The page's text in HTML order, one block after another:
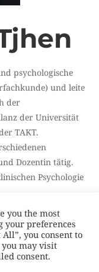
psychologische
und leite
der
der Universität
TAKT.
Dozentin tätig.
Psychologie
der Arbeit im
der TAKT und seit
you the most
your preferences
you consent to
you may visit
consent.